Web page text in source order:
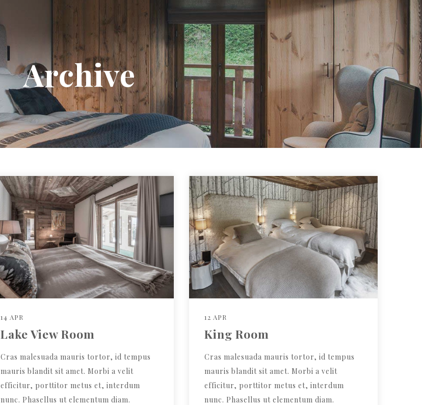
Archive
14 APR
Lake View Room
Cras malesuada mauris tortor, id tempus
mauris blandit sit amet. Morbi a velit
efficitur, porttitor metus et, interdum
nunc. Phasellus ut elementum diam.
12 APR
King Room
Cras malesuada mauris tortor, id tempus
mauris blandit sit amet. Morbi a velit
efficitur, porttitor metus et, interdum
nunc. Phasellus ut elementum diam.